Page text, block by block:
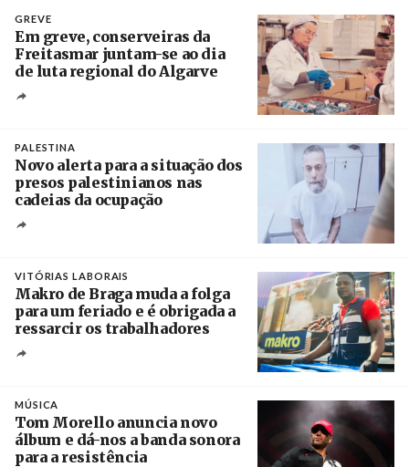
GREVE
Em greve, conserveiras da
Freitasmar juntam-se ao dia
de luta regional do Algarve
PALESTINA
Novo alerta para a situação dos
presos palestinianos nas
cadeias da ocupação
VITÓRIAS LABORAIS
Makro de Braga muda a folga
para um feriado e é obrigada a
ressarcir os trabalhadores
MÚSICA
Tom Morello anuncia novo
álbum e dá-nos a banda sonora
para a resistência